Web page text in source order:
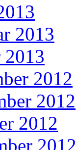
2013
2013
2012
2012
2012
2012